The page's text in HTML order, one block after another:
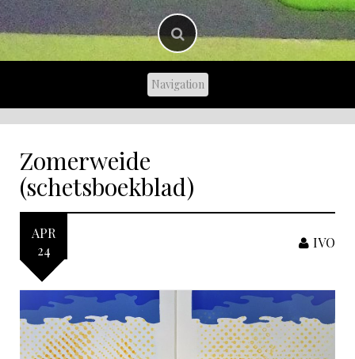
Zomerweide
(schetsboekblad)
APR
24
IVO